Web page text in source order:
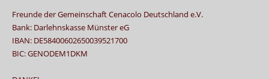
Freunde der Gemeinschaft Cenacolo Deutschland e.V.
Bank: Darlehnskasse Münster eG
IBAN: DE58400602650039521700
BIC: GENODEM1DKM